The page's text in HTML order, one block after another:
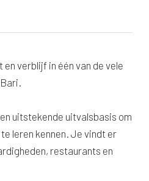
verblijf in één van de vele
uitstekende uitvalsbasis om
leren kennen. Je vindt er
restaurants en